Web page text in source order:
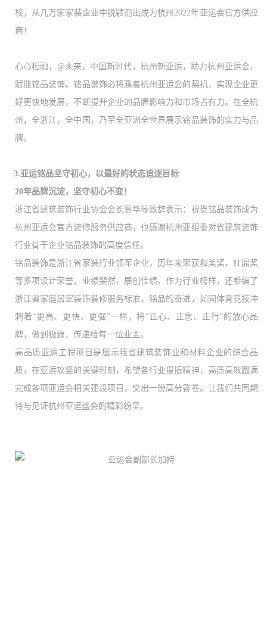
核，从几万家家装企业中脱颖而出成为杭州2022年亚运会官方供应
商！
心心相融， @未来，中国新时代，杭州新亚运，助力杭州亚运会，
赋能铭品装饰。铭品装饰必将乘着杭州亚运会的契机，实现企业更
好更快地发展，不断提升企业的品牌影响力和市场占有力。在全杭
州，全浙江，全中国，乃至全亚洲全世界展示铭品装饰的实力与品
牌。
3.亚运铭品坚守初心，以最好的状态追逐目标
20年品牌沉淀，坚守初心不变！
浙江省建筑装饰行业协会会长贾华琴致辞表示：祝贺铭品装饰成为
杭州亚运会官方装修服务供应商，也感谢杭州亚组委对省建筑装饰
行业骨干企业铭品装饰的高度信任。
铭品装饰是浙江省家装行业领军企业，历年来荣获和美奖，红鼎奖
等多项设计荣誉，业绩斐然，屡创佳绩，作为行业榜样，还参编了
浙江省家庭居室装饰装修服务标准，铭品的奋进，如同体育竞技冲
刺着“更高、更快、更强”一样，将“正心、正念、正行”的放心品
牌，做到极致，传递给每一位业主。
高品质亚运工程项目是展示我省建筑装饰业和材料企业的综合品
质，在亚运攻坚的关键时刻，希望各行业提振精神，高质高效圆满
完成各项亚运会相关建设项目，交出一份高分答卷。让我们共同期
待与见证杭州亚运盛会的精彩纷呈。